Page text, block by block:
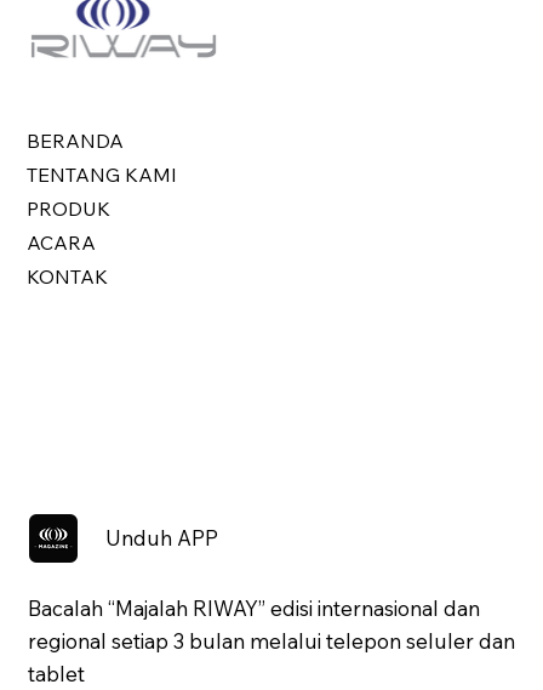
BERANDA
TENTANG KAMI
PRODUK
ACARA
KONTAK
Unduh APP
Bacalah “Majalah RIWAY” edisi internasional dan
regional setiap 3 bulan melalui telepon seluler dan
tablet